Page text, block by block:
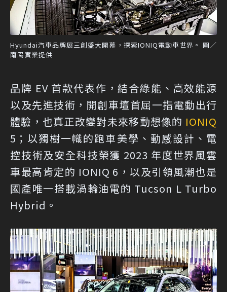
Hyundai汽車品牌展三創盛大開幕，探索IONIQ電動車世界。 圖／
南陽實業提供
品牌 EV 首款代表作，結合綠能、高效能源
以及先進技術，開創車壇首屈一指電動出行
體驗，也真正改變對未來移動想像的 IONIQ
5；以獨樹一幟的跑車美學、動感設計、電
控技術及安全科技榮獲 2023 年度世界風雲
車最高肯定的 IONIQ 6，以及引領風潮也是
國產唯一搭載渦輪油電的 Tucson L Turbo
Hybrid。